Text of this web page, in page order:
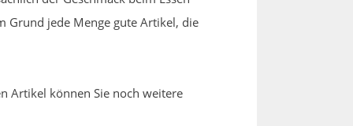
Grund jede Menge gute Artikel, die
Artikel können Sie noch weitere